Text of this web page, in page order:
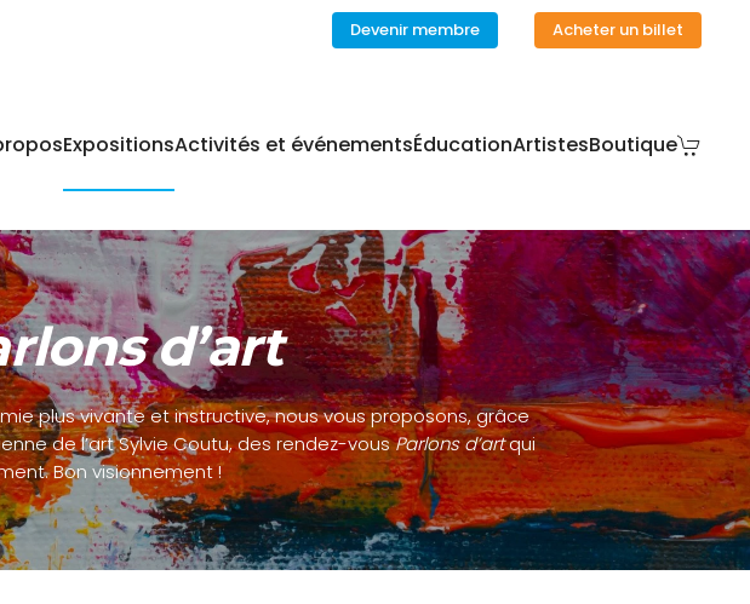
Devenir membre Acheter un billet
ExpositionsActivités et événementsÉducationArtistesBoutique
d’art
plus vivante et instructive, nous vous proposons, grâce
de l’art Sylvie Coutu, des rendez-vousParlons d’artqui
Bon visionnement !